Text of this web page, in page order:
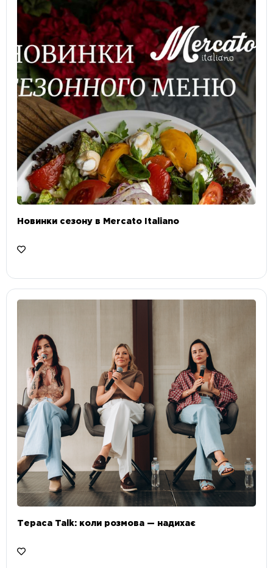
Новинки сезону в Mercato Italiano
Тераса Talk: коли розмова — надихає